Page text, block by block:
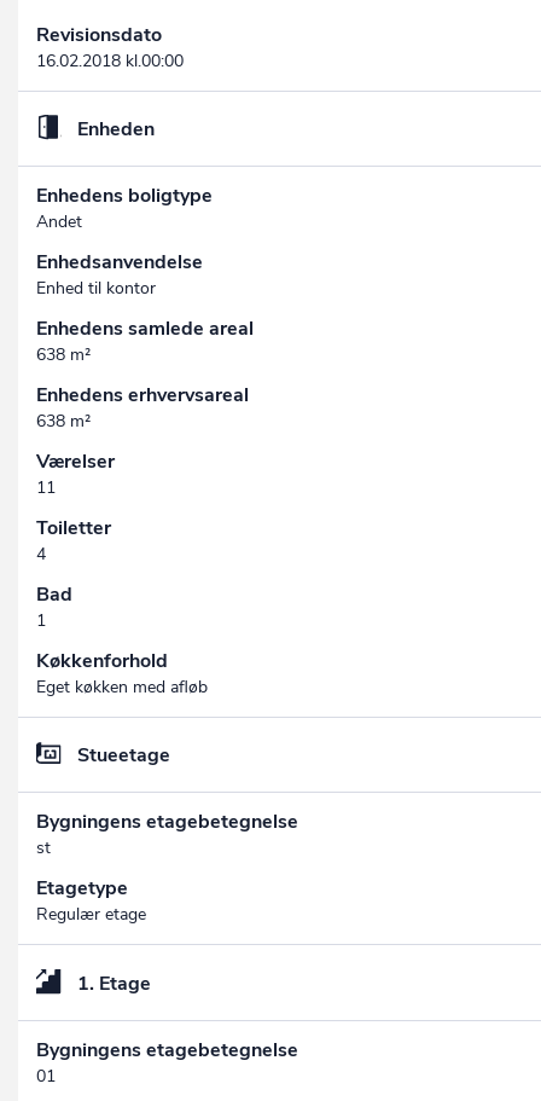
Revisionsdato
16.02.2018 kl.00:00
Enheden
Enhedens boligtype
Andet
Enhedsanvendelse
Enhed til kontor
Enhedens samlede areal
638 m²
Enhedens erhvervsareal
638 m²
Værelser
11
Toiletter
4
Bad
1
Køkkenforhold
Eget køkken med afløb
Stueetage
Bygningens etagebetegnelse
st
Etagetype
Regulær etage
1. Etage
Bygningens etagebetegnelse
01